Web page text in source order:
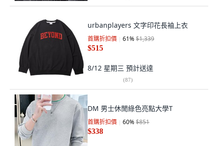
urbanplayers 文字印花長袖上衣
首購折扣價 61%$1,339
$515
8/12 星期三 預計送達
(87)
DM 男士休閒綠色亮點大學T
首購折扣價 60%$851
$338